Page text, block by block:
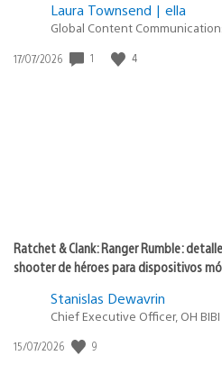
Laura Townsend | ella
Global Content
Fecha
17/07/2026 1 4
Ratchet & Clank: Ranger Rumble:
shooter de héroes para dispositivos
Stanislas Dewavrin
Chief Executive Officer, OH BIBI
Fecha
15/07/2026 9